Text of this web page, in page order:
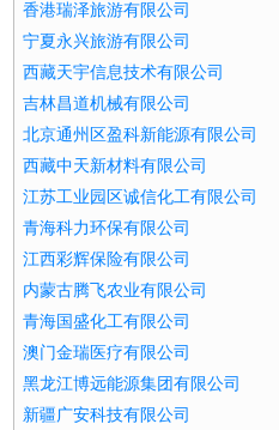
香港瑞泽旅游有限公司
宁夏永兴旅游有限公司
西藏天宇信息技术有限公司
吉林昌道机械有限公司
北京通州区盈科新能源有限公司
西藏中天新材料有限公司
江苏工业园区诚信化工有限公司
青海科力环保有限公司
江西彩辉保险有限公司
内蒙古腾飞农业有限公司
青海国盛化工有限公司
澳门金瑞医疗有限公司
黑龙江博远能源集团有限公司
新疆广安科技有限公司